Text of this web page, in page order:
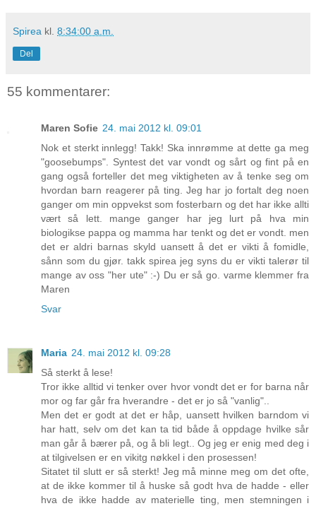
Spirea kl. 8:34:00 a.m.
Del
55 kommentarer:
Maren Sofie 24. mai 2012 kl. 09:01
Nok et sterkt innlegg! Takk! Ska innrømme at dette ga meg
"goosebumps". Syntest det var vondt og sårt og fint på en
gang også forteller det meg viktigheten av å tenke seg om
hvordan barn reagerer på ting. Jeg har jo fortalt deg noen
ganger om min oppvekst som fosterbarn og det har ikke allti
vært så lett. mange ganger har jeg lurt på hva min
biologikse pappa og mamma har tenkt og det er vondt. men
det er aldri barnas skyld uansett å det er vikti å fomidle,
sånn som du gjør. takk spirea jeg syns du er vikti talerør til
mange av oss "her ute" :-) Du er så go. varme klemmer fra
Maren
Svar
Maria 24. mai 2012 kl. 09:28
Så sterkt å lese!
Tror ikke alltid vi tenker over hvor vondt det er for barna når
mor og far går fra hverandre - det er jo så "vanlig"..
Men det er godt at det er håp, uansett hvilken barndom vi
har hatt, selv om det kan ta tid både å oppdage hvilke sår
man går å bærer på, og å bli legt.. Og jeg er enig med deg i
at tilgivelsen er en vikitg nøkkel i den prosessen!
Sitatet til slutt er så sterkt! Jeg må minne meg om det ofte,
at de ikke kommer til å huske så godt hva de hadde - eller
hva de ikke hadde av materielle ting, men stemningen i